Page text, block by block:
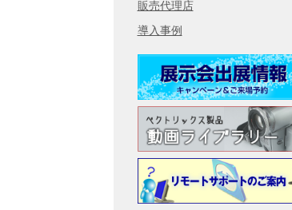
販売代理店
導入事例